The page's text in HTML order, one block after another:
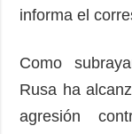
informa el
Como
Rusa ha
agresión